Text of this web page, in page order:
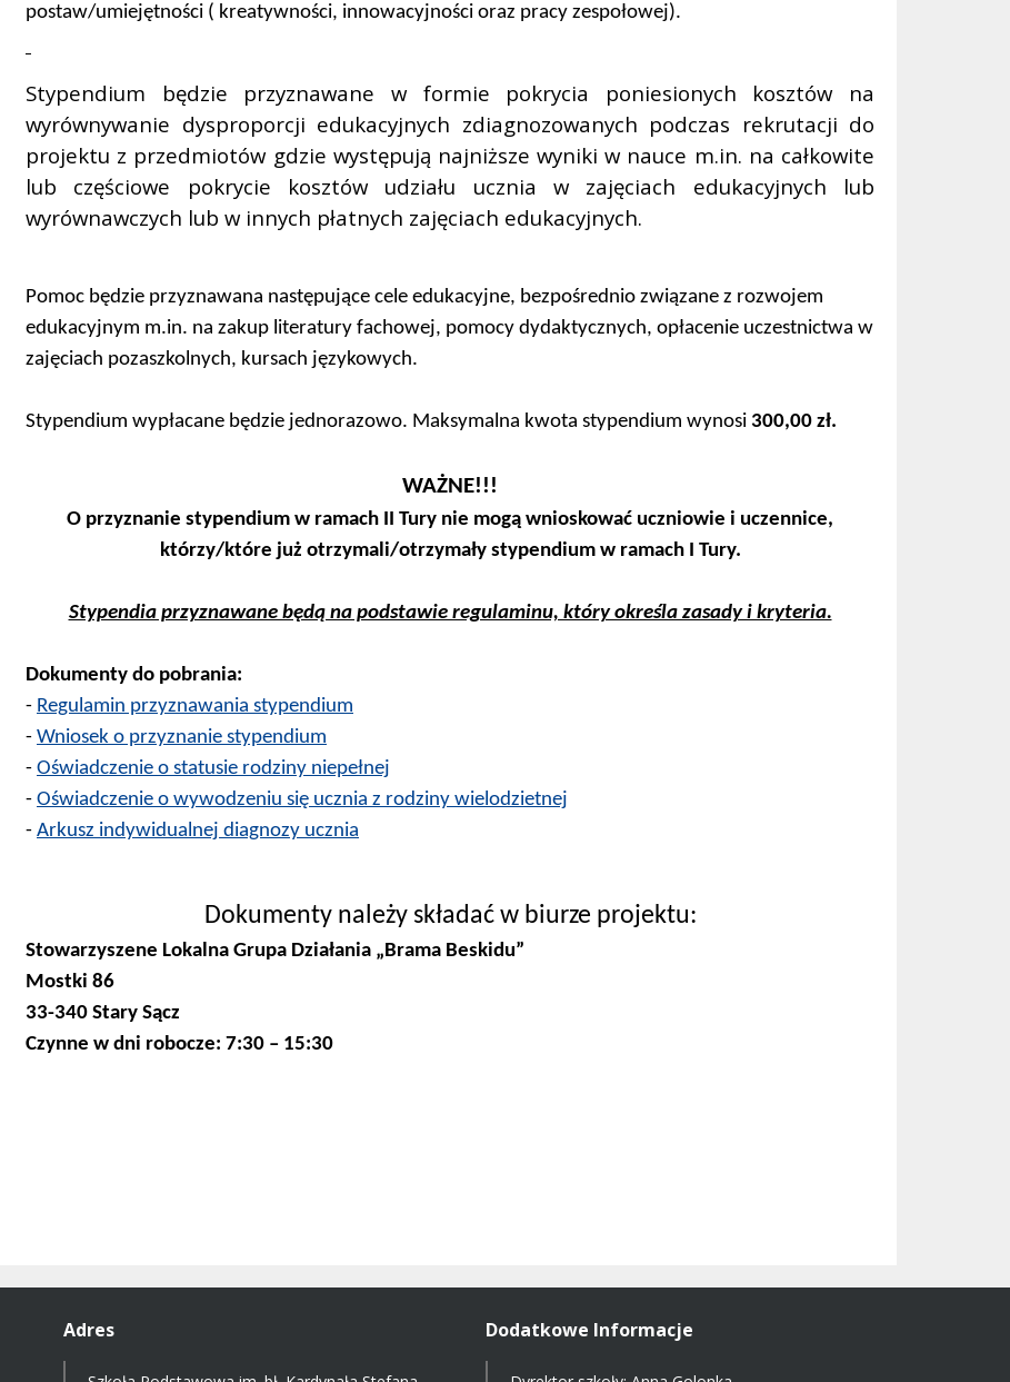
postaw/umiejętności ( kreatywności, innowacyjności oraz pracy zespołowej).
Stypendium będzie przyznawane w formie pokrycia poniesionych kosztów na
wyrównywanie dysproporcji edukacyjnych zdiagnozowanych podczas rekrutacji do
projektu z przedmiotów gdzie występują najniższe wyniki w nauce m.in. na całkowite
lub częściowe pokrycie kosztów udziału ucznia w zajęciach edukacyjnych lub
wyrównawczych lub w innych płatnych zajęciach edukacyjnych.
Pomoc będzie przyznawana następujące cele edukacyjne, bezpośrednio związane z rozwojem
edukacyjnym m.in. na zakup literatury fachowej, pomocy dydaktycznych, opłacenie uczestnictwa w
zajęciach pozaszkolnych, kursach językowych.
Stypendium wypłacane będzie jednorazowo. Maksymalna kwota stypendium wynosi 300,00 zł.
WAŻNE!!!
O przyznanie stypendium w ramach II Tury nie mogą wnioskować uczniowie i uczennice,
którzy/które już otrzymali/otrzymały stypendium w ramach I Tury.
Stypendia przyznawane będą na podstawie regulaminu, który określa zasady i kryteria.
Dokumenty do pobrania:
- Regulamin przyznawania stypendium
- Wniosek o przyznanie stypendium
- Oświadczenie o statusie rodziny niepełnej
- Oświadczenie o wywodzeniu się ucznia z rodziny wielodzietnej
- Arkusz indywidualnej diagnozy ucznia
Dokumenty należy składać w biurze projektu:
Stowarzyszene Lokalna Grupa Działania „Brama Beskidu”
Mostki 86
33-340 Stary Sącz
Czynne w dni robocze: 7:30 – 15:30
Adres Dodatkowe Informacje